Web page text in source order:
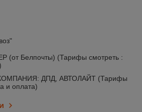
Белпочты) (Тарифы смотреть :
ДПД, АВТОЛАЙТ (Тарифы
и оплата)